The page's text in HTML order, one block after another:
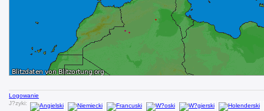
Logowanie
J?zyki: